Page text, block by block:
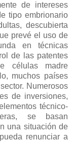
de intereses
tipo embrionario
descubierta
prevé el uso de
en técnicas
de las patentes
células madre
muchos países
Numerosos
de inversiones,
técnico-
se basan
una situación de
renunciar a